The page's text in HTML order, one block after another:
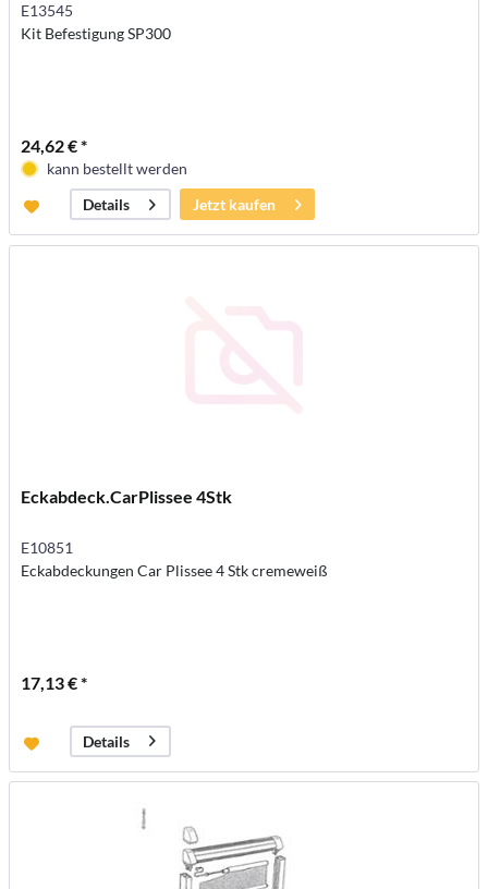
E13545
Kit Befestigung SP300
24,62 € *
kann bestellt werden
Details
Jetzt kaufen
Eckabdeck.CarPlissee 4Stk
E10851
Eckabdeckungen Car Plissee 4 Stk cremeweiß
17,13 € *
Details